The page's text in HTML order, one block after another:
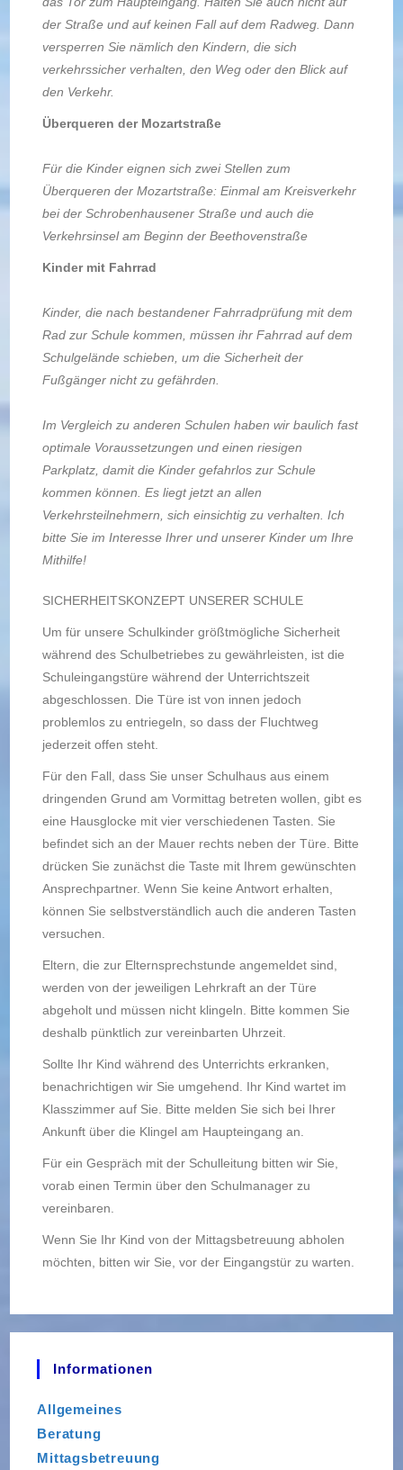
der Straße und auf keinen Fall auf dem Radweg. Dann
versperren Sie nämlich den Kindern, die sich
verkehrssicher verhalten, den Weg oder den Blick auf
den Verkehr.
Überqueren der Mozartstraße
Für die Kinder eignen sich zwei Stellen zum
Überqueren der Mozartstraße: Einmal am Kreisverkehr
bei der Schrobenhausener Straße und auch die
Verkehrsinsel am Beginn der Beethovenstraße
Kinder mit Fahrrad
Kinder, die nach bestandener Fahrradprüfung mit dem
Rad zur Schule kommen, müssen ihr Fahrrad auf dem
Schulgelände schieben, um die Sicherheit der
Fußgänger nicht zu gefährden.
Im Vergleich zu anderen Schulen haben wir baulich fast
optimale Voraussetzungen und einen riesigen
Parkplatz, damit die Kinder gefahrlos zur Schule
kommen können. Es liegt jetzt an allen
Verkehrsteilnehmern, sich einsichtig zu verhalten. Ich
bitte Sie im Interesse Ihrer und unserer Kinder um Ihre
Mithilfe!
SICHERHEITSKONZEPT UNSERER SCHULE
Um für unsere Schulkinder größtmögliche Sicherheit
während des Schulbetriebes zu gewährleisten, ist die
Schuleingangstüre während der Unterrichtszeit
abgeschlossen. Die Türe ist von innen jedoch
problemlos zu entriegeln, so dass der Fluchtweg
jederzeit offen steht.
Für den Fall, dass Sie unser Schulhaus aus einem
dringenden Grund am Vormittag betreten wollen, gibt es
eine Hausglocke mit vier verschiedenen Tasten. Sie
befindet sich an der Mauer rechts neben der Türe. Bitte
drücken Sie zunächst die Taste mit Ihrem gewünschten
Ansprechpartner. Wenn Sie keine Antwort erhalten,
können Sie selbstverständlich auch die anderen Tasten
versuchen.
Eltern, die zur Elternsprechstunde angemeldet sind,
werden von der jeweiligen Lehrkraft an der Türe
abgeholt und müssen nicht klingeln. Bitte kommen Sie
deshalb pünktlich zur vereinbarten Uhrzeit.
Sollte Ihr Kind während des Unterrichts erkranken,
benachrichtigen wir Sie umgehend. Ihr Kind wartet im
Klasszimmer auf Sie. Bitte melden Sie sich bei Ihrer
Ankunft über die Klingel am Haupteingang an.
Für ein Gespräch mit der Schulleitung bitten wir Sie,
vorab einen Termin über den Schulmanager zu
vereinbaren.
Wenn Sie Ihr Kind von der Mittagsbetreuung abholen
möchten, bitten wir Sie, vor der Eingangstür zu warten.
Informationen
Allgemeines
Beratung
Mittagsbetreuung